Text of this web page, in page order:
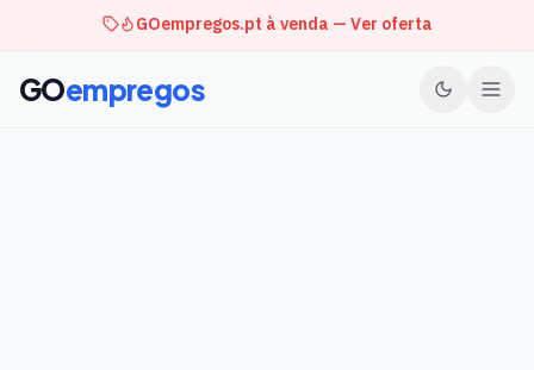
GOempregos.pt à venda — Ver oferta
GOempregos